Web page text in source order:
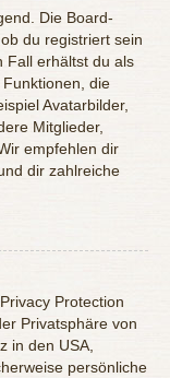
Die Board-
du registriert sein
Fall erhältst du als
die
Avatarbilder,
Mitglieder,
empfehlen dir
dir zahlreiche
Protection
Privatsphäre von
in den USA,
persönliche